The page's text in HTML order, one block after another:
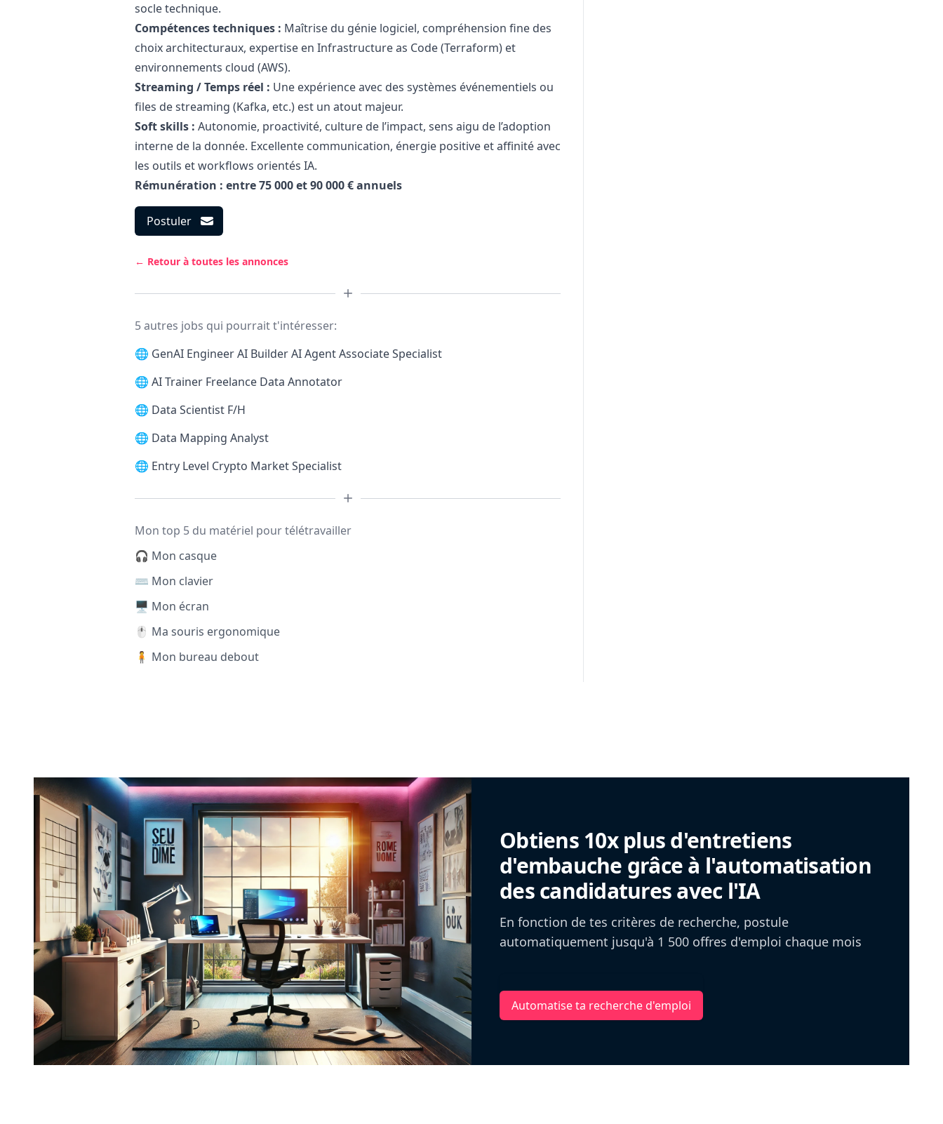
socle technique.
Compétences techniques : Maîtrise du génie logiciel, compréhension fine des
choix architecturaux, expertise en Infrastructure as Code (Terraform) et
environnements cloud (AWS).
Streaming / Temps réel : Une expérience avec des systèmes événementiels ou
files de streaming (Kafka, etc.) est un atout majeur.
Soft skills : Autonomie, proactivité, culture de l’impact, sens aigu de l’adoption
interne de la donnée. Excellente communication, énergie positive et affinité avec
les outils et workflows orientés IA.
Rémunération : entre 75 000 et 90 000 € annuels
Postuler
← Retour à toutes les annonces
5 autres jobs qui pourrait t'intéresser:
🌐 GenAI Engineer AI Builder AI Agent Associate Specialist
🌐 AI Trainer Freelance Data Annotator
🌐 Data Scientist F/H
🌐 Data Mapping Analyst
🌐 Entry Level Crypto Market Specialist
Mon top 5 du matériel pour télétravailler
🎧 Mon casque
⌨️ Mon clavier
🖥️ Mon écran
🖱️ Ma souris ergonomique
🧍 Mon bureau debout
Obtiens 10x plus d'entretiens
d'embauche grâce à l'automatisation
des candidatures avec l'IA
En fonction de tes critères de recherche, postule
automatiquement jusqu'à 1 500 offres d'emploi chaque mois
Automatise ta recherche d'emploi